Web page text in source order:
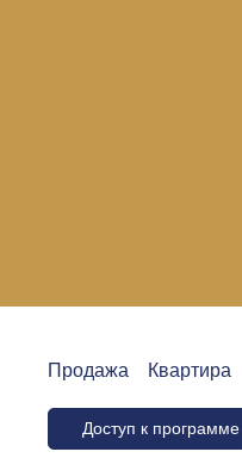
Продажа Квартира
Доступ к программе